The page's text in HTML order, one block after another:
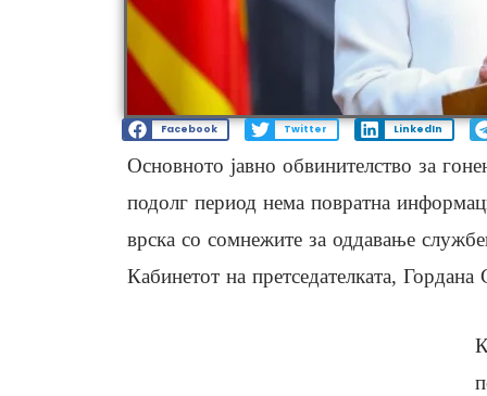
Facebook Twitter LinkedIn
Основното јавно обвинителство за
подолг период нема повратна
врска со сомнежите за оддавање
Кабинетот на претседателката,